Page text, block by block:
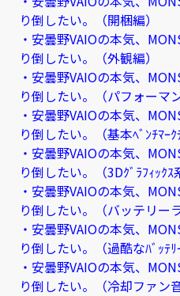
り倒したい。（開梱編）
・安曇野VAIOの本気、
り倒したい。（外観編）
・安曇野VAIOの本気、
り倒したい。（パフォーマ
・安曇野VAIOの本気、
り倒したい。（基本ﾍﾞﾝﾁﾏｰｸ
・安曇野VAIOの本気、
り倒したい。（3Dｸﾞﾗﾌｨｯｸｽ
・安曇野VAIOの本気、
り倒したい。（バッテリー
・安曇野VAIOの本気、
り倒したい。（過酷なﾊﾞｯﾃﾘ
・安曇野VAIOの本気、
り倒したい。（冷却ファン